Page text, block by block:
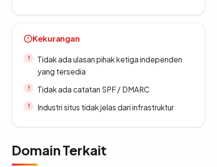
Kekurangan
Tidak ada ulasan pihak ketiga independen
yang tersedia
Tidak ada catatan SPF / DMARC
Industri situs tidak jelas dari infrastruktur
Domain Terkait